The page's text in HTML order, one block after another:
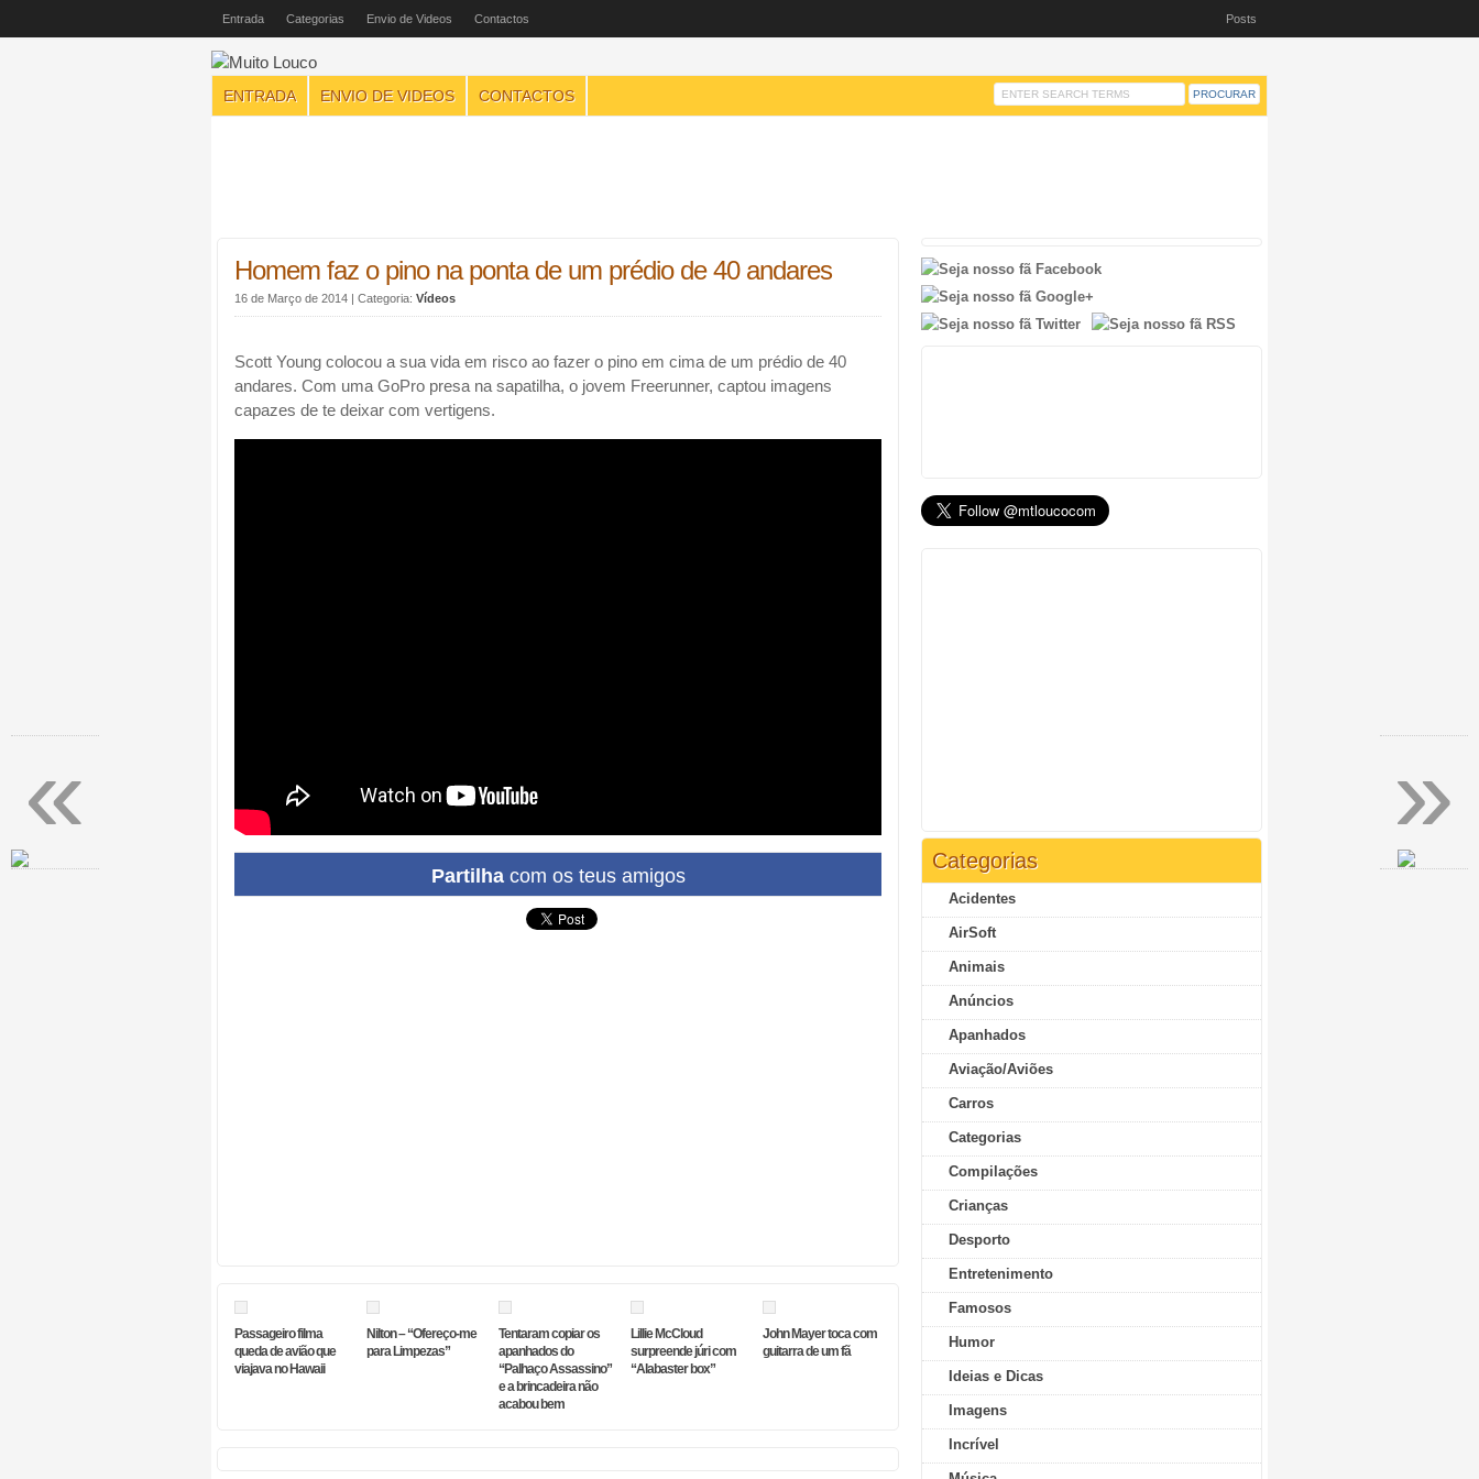
Entrada Categorias Envio de Videos Contactos Posts
ENTRADA ENVIO DE VIDEOS CONTACTOS
Homem faz o pino na ponta de um prédio de 40 andares
16 de Março de 2014 | Categoria: Vídeos
Scott Young colocou a sua vida em risco ao fazer o pino em cima de um prédio de 40
andares. Com uma GoPro presa na sapatilha, o jovem Freerunner, captou imagens
capazes de te deixar com vertigens.
Partilhacom os teus amigos
Passageiro filma
queda de avião que
viajava no Hawaii
Nilton – “Ofereço-me
para Limpezas”
Tentaram copiar os
apanhados do
“Palhaço Assassino”
e a brincadeira não
acabou bem
Lillie McCloud
surpreende júri com
“Alabaster box”
John Mayer toca com
guitarra de um fã
Categorias
Acidentes
AirSoft
Animais
Anúncios
Apanhados
Aviação/Aviões
Carros
Categorias
Compilações
Crianças
Desporto
Entretenimento
Famosos
Humor
Ideias e Dicas
Imagens
Incrível
»
«